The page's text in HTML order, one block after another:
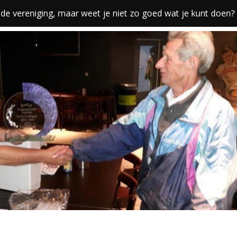
vereniging, maar weet je niet zo goed wat je kunt doen?